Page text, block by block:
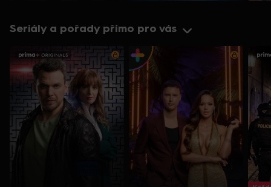
Seriály a pořady přímo pro vás